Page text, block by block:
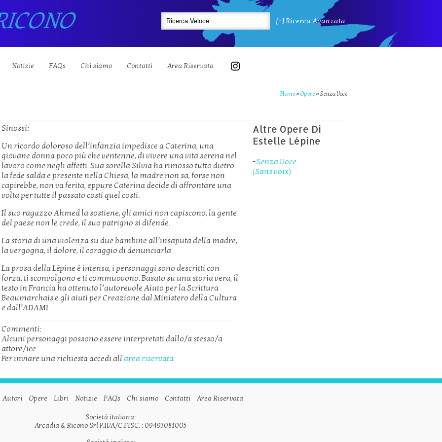
[+] Ricerca Avanzata
Notizie FAQs Chi siamo Contatti Area Riservata
Home »Opere »Senza Voce
Sinossi:
Un ricordo doloroso dell’infanzia impedisce a Caterina, una
giovane donna poco più che ventenne, di vivere una vita serena nel
lavoro come negli affetti. Sua sorella Silvia ha rimosso tutto dietro
la fede salda e presente nella Chiesa, la madre non sa, forse non
capirebbe, non va ferita, eppure Caterina decide di affrontare una
volta per tutte il passato costi quel costi.
Il suo ragazzo Ahmed la sostiene, gli amici non capiscono, la gente
del paese non le crede, il suo patrigno si difende.
La storia di una violenza su due bambine all’insaputa della madre,
la vergogna, il dolore, il coraggio di denunciarla.
La prosa della Lépine è intensa, i personaggi sono descritti con
forza, ti sconvolgono e ti commuovono. Basato su una storia vera, il
testo in Francia ha ottenuto l’autorevole Aiuto per la Scrittura
Beaumarchais e gli aiuti per Creazione dal Ministero della Cultura
e dall’ADAMI
Commenti:
Alcuni personaggi possono essere interpretati dallo/a stesso/a
attore/ice
Per inviare una richiesta accedi all'area riservata
Altre Opere Di
Estelle Lépine
-Senza Voce
(Sans voix)
Autori Opere Libri Notizie FAQs Chi siamo Contatti Area Riservata
Società italiana:
Arcadia & Ricono Srl P.IVA/C.FISC. : 09493081005